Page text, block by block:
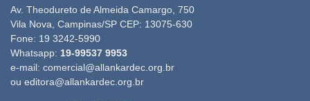
Av. Theodureto de Almeida Camargo, 750
Vila Nova, Campinas/SP CEP: 13075-630
Fone: 19 3242-5990
Whatsapp: 19-99537 9953
e-mail: comercial@allankardec.org.br
ou editora@allankardec.org.br